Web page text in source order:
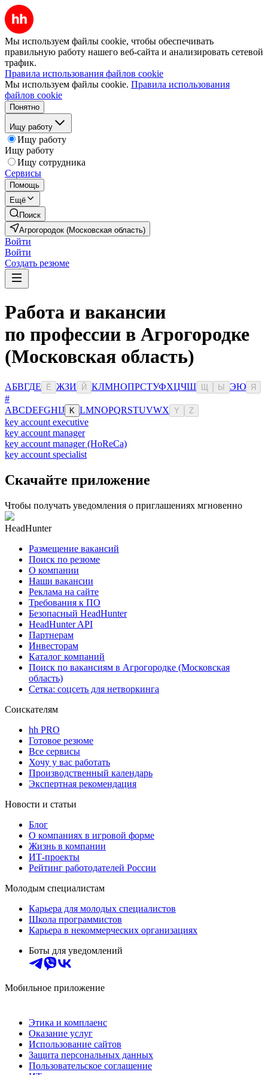
Мы используем файлы cookie, чтобы обеспечивать
правильную работу нашего веб-сайта и анализировать сетевой
трафик.
Правила использования файлов cookie
Мы используем файлы cookie. Правила использования
файлов cookie
Понятно
Ищу работу
Ищу работу
Ищу работу
Ищу сотрудника
Сервисы
Помощь
Ещё
Поиск
Агрогородок (Московская область)
Войти
Войти
Создать резюме
Работа и вакансии
по профессии в Агрогородке
(Московская область)
АБВГДЕ Ё ЖЗИ Й КЛМНОПРСТУФХЦЧШ Ы ЭЮ Я
#
ABCDEFGHIJ K LMNOPQRSTUVWX Y Z
key account executive
key account manager
key account manager (HoReCa)
key account specialist
Скачайте приложение
Чтобы получать уведомления о приглашениях мгновенно
HeadHunter
Размещение вакансий
Поиск по резюме
О компании
Наши вакансии
Реклама на сайте
Требования к ПО
Безопасный HeadHunter
HeadHunter API
Партнерам
Инвесторам
Каталог компаний
Поиск по вакансиям в Агрогородке (Московская
область)
Сетка: соцсеть для нетворкинга
Соискателям
hh PRO
Готовое резюме
Все сервисы
Хочу у вас работать
Производственный календарь
Экспертная рекомендация
Новости и статьи
Блог
О компаниях в игровой форме
Жизнь в компании
ИТ-проекты
Рейтинг работодателей России
Молодым специалистам
Карьера для молодых специалистов
Школа программистов
Карьера в некоммерческих организациях
Боты для уведомлений
Мобильное приложение
Этика и комплаенс
Оказание услуг
Использование сайтов
Защита персональных данных
Пользовательское соглашение